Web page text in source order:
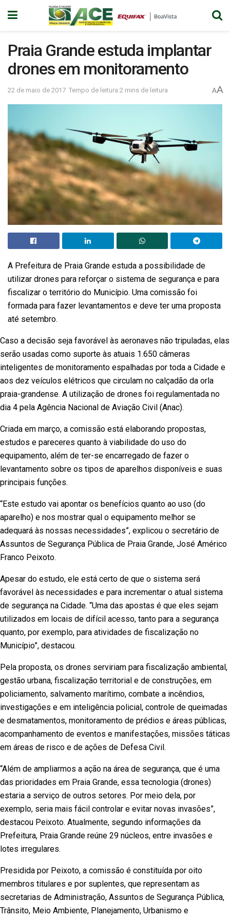
Praia Grande estuda implantar
drones em monitoramento
22 de maio de 2017 Tempo de leitura:2 mins de leitura AA
A Prefeitura de Praia Grande estuda a possibilidade de
utilizar drones para reforçar o sistema de segurança e para
fiscalizar o território do Município. Uma comissão foi
formada para fazer levantamentos e deve ter uma proposta
até setembro.
Caso a decisão seja favorável às aeronaves não tripuladas, elas
serão usadas como suporte às atuais 1.650 câmeras
inteligentes de monitoramento espalhadas por toda a Cidade e
aos dez veículos elétricos que circulam no calçadão da orla
praia-grandense. A utilização de drones foi regulamentada no
dia 4 pela Agência Nacional de Aviação Civil (Anac).
Criada em março, a comissão está elaborando propostas,
estudos e pareceres quanto à viabilidade do uso do
equipamento, além de ter-se encarregado de fazer o
levantamento sobre os tipos de aparelhos disponíveis e suas
principais funções.
“Este estudo vai apontar os benefícios quanto ao uso (do
aparelho) e nos mostrar qual o equipamento melhor se
adequará às nossas necessidades”, explicou o secretário de
Assuntos de Segurança Pública de Praia Grande, José Américo
Franco Peixoto.
Apesar do estudo, ele está certo de que o sistema será
favorável às necessidades e para incrementar o atual sistema
de segurança na Cidade. “Uma das apostas é que eles sejam
utilizados em locais de difícil acesso, tanto para a segurança
quanto, por exemplo, para atividades de fiscalização no
Município”, destacou.
Pela proposta, os drones serviriam para fiscalização ambiental,
gestão urbana, fiscalização territorial e de construções, em
policiamento, salvamento marítimo, combate a incêndios,
investigações e em inteligência policial, controle de queimadas
e desmatamentos, monitoramento de prédios e áreas públicas,
acompanhamento de eventos e manifestações, missões táticas
em áreas de risco e de ações de Defesa Civil.
“Além de ampliarmos a ação na área de segurança, que é uma
das prioridades em Praia Grande, essa tecnologia (drones)
estaria a serviço de outros setores. Por meio dela, por
exemplo, seria mais fácil controlar e evitar novas invasões”,
destacou Peixoto. Atualmente, segundo informações da
Prefeitura, Praia Grande reúne 29 núcleos, entre invasões e
lotes irregulares.
Presidida por Peixoto, a comissão é constituída por oito
membros titulares e por suplentes, que representam as
secretarias de Administração, Assuntos de Segurança Pública,
Trânsito, Meio Ambiente, Planejamento, Urbanismo e